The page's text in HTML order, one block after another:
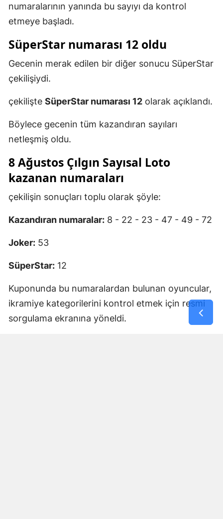
numaralarının yanında bu sayıyı da kontrol
etmeye başladı.
SüperStar numarası 12 oldu
Gecenin merak edilen bir diğer sonucu SüperStar
çekilişiydi.
çekilişte SüperStar numarası 12 olarak açıklandı.
Böylece gecenin tüm kazandıran sayıları
netleşmiş oldu.
8 Ağustos Çılgın Sayısal Loto
kazanan numaraları
çekilişin sonuçları toplu olarak şöyle:
Kazandıran numaralar: 8 - 22 - 23 - 47 - 49 - 72
Joker: 53
SüperStar: 12
Kuponunda bu numaralardan bulunan oyuncular,
ikramiye kategorilerini kontrol etmek için resmi
sorgulama ekranına yöneldi.